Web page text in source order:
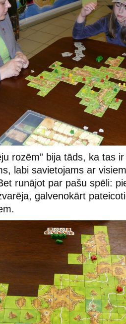
rozēm” bija tāds, ka tas
labi savietojams ar
runājot par pašu spēli:
galvenokārt